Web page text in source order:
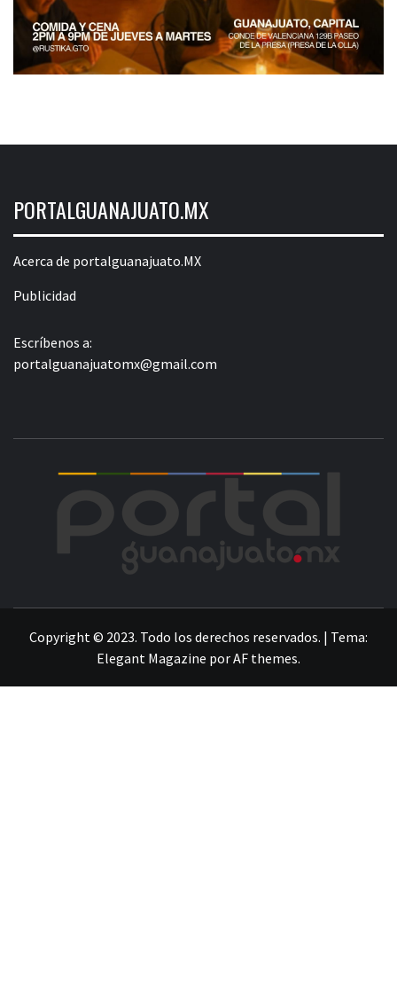
PORTALGUANAJUATO.MX
Acerca de portalguanajuato.MX
Publicidad
Escríbenos a:
portalguanajuatomx@gmail.com
Copyright © 2023. Todo los derechos reservados. | Tema:
Elegant Magazine porAF themes.